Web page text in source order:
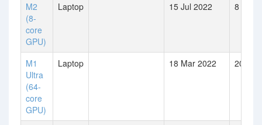
M2
(8-
core
GPU)
Laptop 15 Jul 2022 8
M1
Ultra
(64-
core
GPU)
Laptop 18 Mar 2022 20